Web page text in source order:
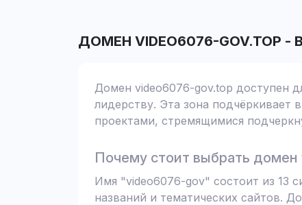
ДОМЕН VIDEO6076-GOV.TOP -
Домен video6076-gov.top доступен
лидерству. Эта зона подчёркивает
проектами, стремящимися
Почему стоит выбрать
Имя "video6076-gov" состоит из 13
названий и тематических сайтов.